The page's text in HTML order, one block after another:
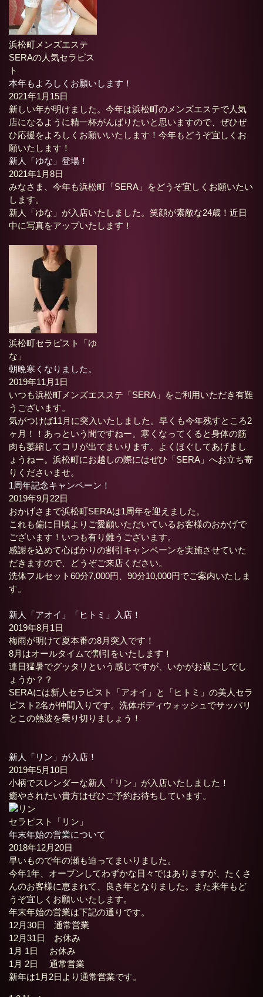
浜松町メンズエステ
SERAの人気セラピス
ト
本年もよろしくお願いします！
2021年1月15日
新しい年が明けました。今年は浜松町のメンズエステで人気
店になるように精一杯がんばりたいと思いますので、ぜひぜ
ひ応援をよろしくお願いいたします！今年もどうぞ宜しくお
願いたします！
新人「ゆな」登場！
2021年1月8日
みなさま、今年も浜松町「SERA」をどうぞ宜しくお願いたい
します。
新人「ゆな」が入店いたしました。笑顔が素敵な24歳！近日
中に写真をアップいたします！
浜松町セラピスト「ゆ
な」
朝晩寒くなりました。
2019年11月1日
いつも浜松町メンズエスステ「SERA」をご利用いただき有難
うございます。
気がつけば11月に突入いたしました。早くも今年残すところ2
ヶ月！！あっという間ですねー。寒くなってくると身体の筋
肉も萎縮してコリが出てまいります。よくほぐしてあげまし
ょうねー。浜松町にお越しの際にはぜひ「SERA」へお立ち寄
りくださいませ。
1周年記念キャンペーン！
2019年9月22日
おかげさまで浜松町SERAは1周年を迎えました。
これも偏に日頃よりご愛顧いただいているお客様のおかげで
ございます！いつも有り難うございます。
感謝を込めて心ばかりの割引キャンペーンを実施させていた
だきますので、どうぞご来店ください。
洗体フルセット60分7,000円、90分10,000円でご案内いたしま
す。
新人「アオイ」「ヒトミ」入店！
2019年8月1日
梅雨が明けて夏本番の8月突入です！
8月はオールタイムで割引をいたします！
連日猛暑でグッタリという感じですが、いかがお過ごしでし
ょうか？？
SERAには新人セラピスト「アオイ」と「ヒトミ」の美人セラ
ピスト2名が仲間入りです。洗体ボディウォッシュでサッパリ
とこの熱波を乗り切りましょう！
新人「リン」が入店！
2019年5月10日
小柄でスレンダーな新人「リン」が入店いたしました！
癒やされたい貴方はぜひご予約お待ちしています。
セラピスト「リン」
年末年始の営業について
2018年12月20日
早いもので年の瀬も迫ってまいりました。
今年1年、オープンしてわずかな日々ではありますが、たくさ
んのお客様に恵まれて、良き年となりました。また来年もど
うぞ宜しくお願いいたします。
年末年始の営業は下記の通りです。
12月30日 通常営業
12月31日 お休み
1月 1日 お休み
1月 2日 通常営業
新年は1月2日より通常営業です。